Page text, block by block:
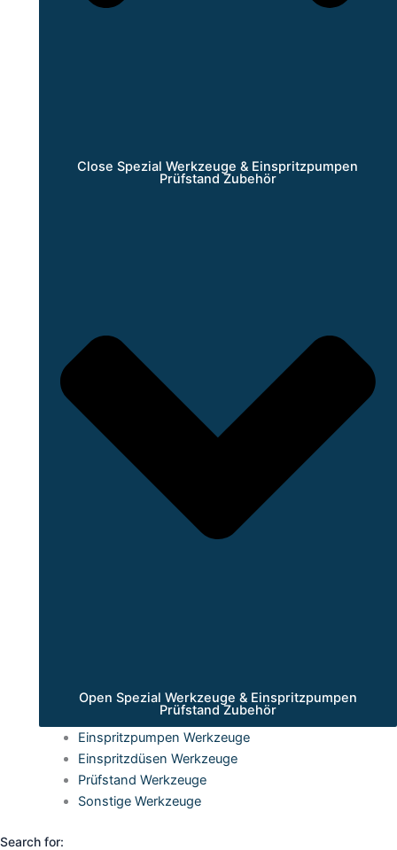
Close Spezial Werkzeuge & Einspritzpumpen
Prüfstand Zubehör
Open Spezial Werkzeuge & Einspritzpumpen
Prüfstand Zubehör
Einspritzpumpen Werkzeuge
Einspritzdüsen Werkzeuge
Prüfstand Werkzeuge
Sonstige Werkzeuge
Search for: